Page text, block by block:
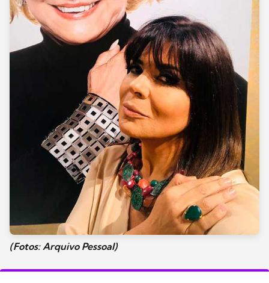
(Fotos: Arquivo Pessoal)